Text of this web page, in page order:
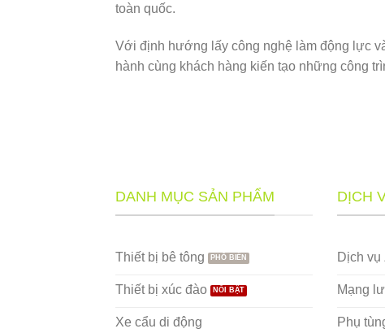
toàn quốc.
Với định hướng lấy công nghệ làm động lực
hành cùng khách hàng kiến tạo những công
DANH MỤC SẢN PHẨM
Thiết bị bê tông
Thiết bị xúc đào
Xe cẩu di động
DỊCH
Dịch vụ
Mạng
Phụ